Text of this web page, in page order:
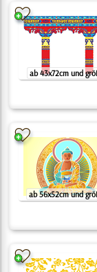
ab 43x72cm und
ab 56x52cm und